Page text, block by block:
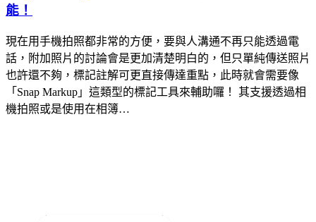
能！
現在用手機拍照都非常的方便，要與人溝通不再只能透過電
話，附加照片的討論會是更加清楚明白的，但只單純傳送照片
也許還不夠，標記註解可更直接傳達重點，此時就會需要像
「Snap Markup」這類型的標記工具來輔助囉！ 其支援透過相
機拍照或是使用在相簿…